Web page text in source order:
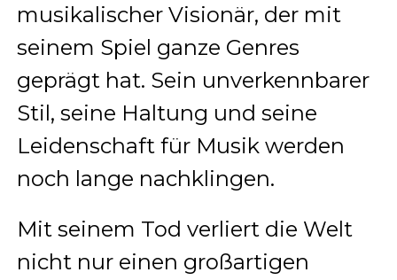
musikalischer Visionär, der mit
seinem Spiel ganze Genres
geprägt hat. Sein unverkennbarer
Stil, seine Haltung und seine
Leidenschaft für Musik werden
noch lange nachklingen.
Mit seinem Tod verliert die Welt
nicht nur einen großartigen